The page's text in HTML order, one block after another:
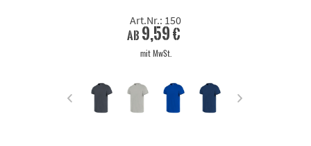
Art.Nr.: 150
ab 9,59 €
mit MwSt.